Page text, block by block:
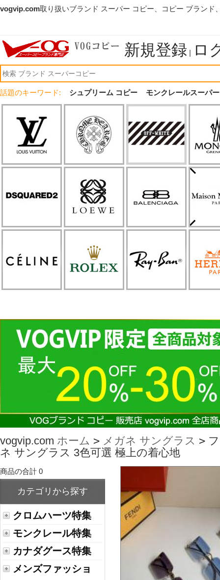
vogvip.com取り扱いブランド スーパー コピー、コピー ブランド
新規登録 | ロ
話題のキーワード: シュプリーム コピー モンクレールスーパ
vogvip.com ホーム > メガネ サングラス >
ネ サングラス 3色可選 極上の着心地
商品の合計 0
カテゴリから探す
クロムハーツ特集
モンクレール特集
カナダグース特集
メンズファッショ